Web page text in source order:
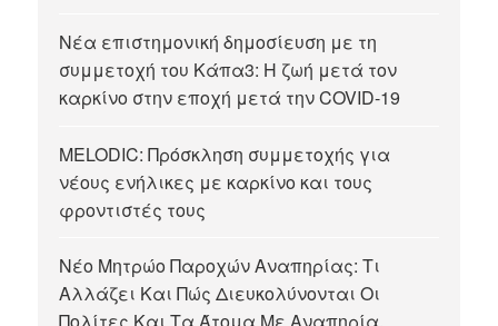
Νέα επιστημονική δημοσίευση με τη
συμμετοχή του Κάπα3: Η ζωή μετά τον
καρκίνο στην εποχή μετά την COVID-19
MELODIC: Πρόσκληση συμμετοχής για
νέους ενήλικες με καρκίνο και τους
φροντιστές τους
Νέο Μητρώο Παροχών Αναπηρίας: Τι
Αλλάζει Και Πώς Διευκολύνονται Οι